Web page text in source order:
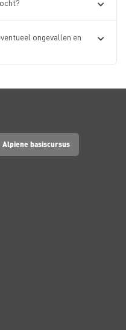
ongevallen en
Alpiene basiscursus